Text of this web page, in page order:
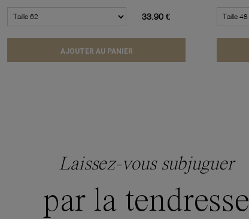
33.90 €
AJOUTER AU PANIER
Laissez-vous subjuguer
par la tendresse